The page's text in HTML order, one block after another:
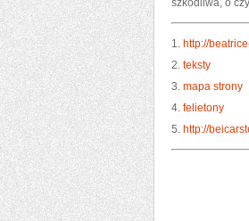
szkodliwa, o
1. http://
2. teksty
3. mapa strony
4. felietony
5. http://